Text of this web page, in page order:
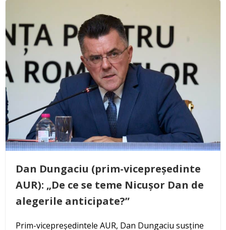
Dan Dungaciu (prim-vicepreședinte
AUR): „De ce se teme Nicușor Dan de
alegerile anticipate?”
Prim-vicepreședintele AUR, Dan Dungaciu susține